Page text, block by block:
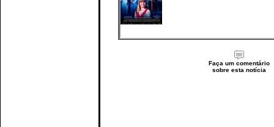
Faça um comentário
sobre esta notícia